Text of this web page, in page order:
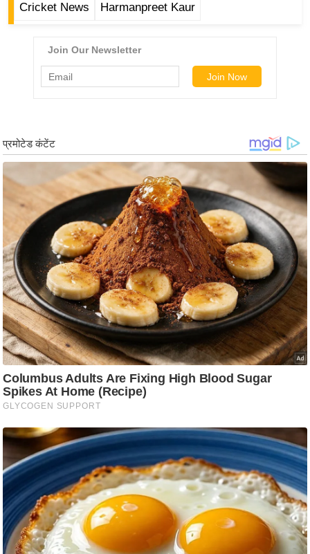
ड
r
e
a
n
g
N
e
w
s
ला
इ
फ
स्टा
ल
टे
क्नॉ
लॉ
जी
ब्यू
टी
Cricket News Harmanpreet Kaur